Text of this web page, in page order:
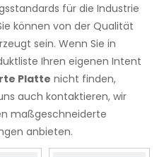
für die Industrie
können von der Qualität
sein. Wenn Sie in
Ihren eigenen Intent
Platte nicht finden,
auch kontaktieren, wir
maßgeschneiderte
anbieten.